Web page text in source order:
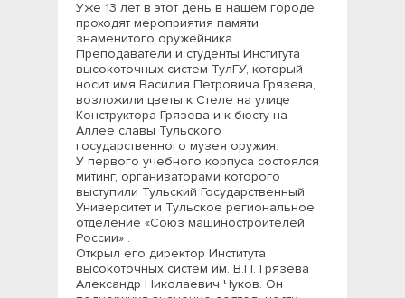
Уже 13 лет в этот день в нашем городе
проходят мероприятия памяти
знаменитого оружейника.
Преподаватели и студенты Института
высокоточных систем ТулГУ, который
носит имя Василия Петровича Грязева,
возложили цветы к Стеле на улице
Конструктора Грязева и к бюсту на
Аллее славы Тульского
государственного музея оружия.
У первого учебного корпуса состоялся
митинг, организаторами которого
выступили Тульский Государственный
Университет и Тульское региональное
отделение «Союз машиностроителей
России» .
Открыл его директор Института
высокоточных систем им. В.П. Грязева
Александр Николаевич Чуков. Он